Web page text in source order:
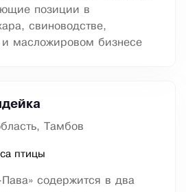
позиции в
свиноводстве,
и масложировом бизнесе
Тамбов
птицы
содержится в два